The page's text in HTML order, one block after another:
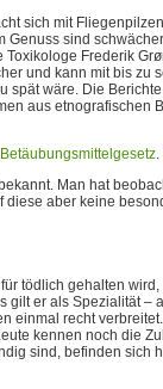
sich mit
Genuss sind
Frederik
und kann mit bis zu
spät wäre. Die
aus etnografischen
Betäubungsmittelgesetz.
Man hat
aber keine
tödlich gehalten
gilt er als Spezialität –
einmal recht
kennen noch die
sind, befinden sich